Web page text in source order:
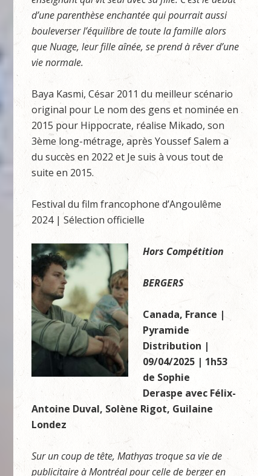
d’une parenthèse enchantée qui pourrait aussi
bouleverser l’équilibre de toute la famille alors
que Nuage, leur fille aînée, se prend à rêver d’une
vie normale.
Baya Kasmi, César 2011 du meilleur scénario
original pour Le nom des gens et nominée en
2015 pour Hippocrate, réalise Mikado, son
3ème long-métrage, après Youssef Salem a
du succès en 2022 et Je suis à vous tout de
suite en 2015.
Festival du film francophone d’Angoulême
2024 | Sélection officielle
Hors Compétition
BERGERS
Canada, France |
Pyramide
Distribution |
09/04/2025 | 1h53
de Sophie
Deraspe avec Félix-
Antoine Duval, Solène Rigot, Guilaine
Londez
Sur un coup de tête, Mathyas troque sa vie de
publicitaire à Montréal pour celle de berger en